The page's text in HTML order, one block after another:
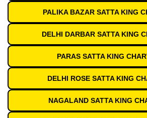
PALIKA BAZAR SATTA KING
DELHI DARBAR SATTA KING
PARAS SATTA KING
DELHI ROSE SATTA KING
NAGALAND SATTA KING